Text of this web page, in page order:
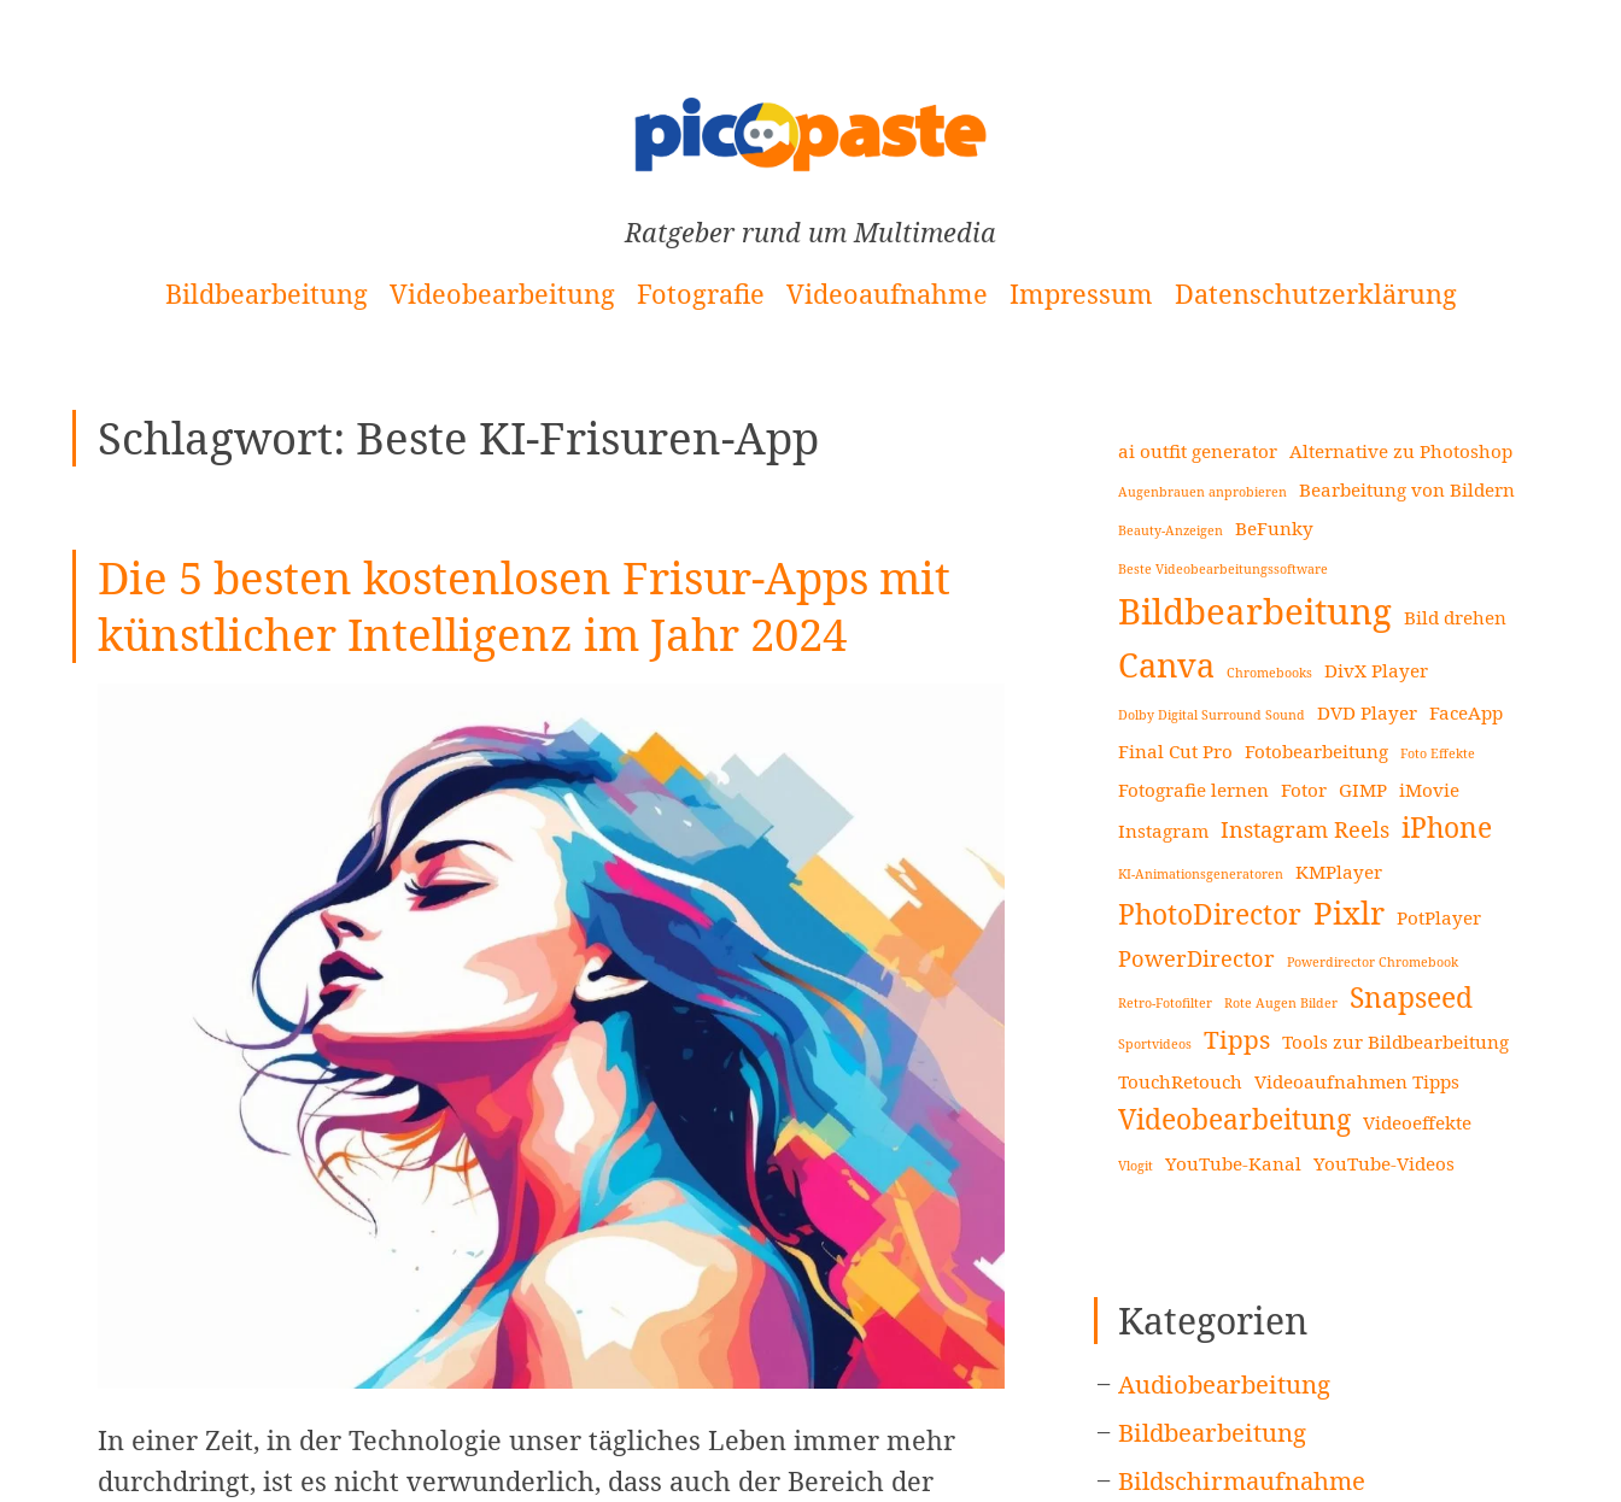
Ratgeber rund um Multimedia
Bildbearbeitung
Videobearbeitung Fotografie Videoaufnahme Impressum Datenschutzerklärung
Schlagwort: Beste KI-Frisuren-App
Die 5 besten kostenlosen Frisur-Apps mit
künstlicher Intelligenz im Jahr 2024
In einer Zeit, in der Technologie unser tägliches Leben immer mehr
durchdringt, ist es nicht verwunderlich, dass auch der Bereich der
Seitenleiste
ai outfit generator Alternative zu Photoshop
Augenbrauen anprobieren Bearbeitung von Bildern
Beauty-Anzeigen BeFunky
Beste Videobearbeitungssoftware
Bildbearbeitung Bild drehen
Canva Chromebooks DivX Player
Dolby Digital Surround Sound DVD Player FaceApp
Final Cut Pro Fotobearbeitung Foto Effekte
Fotografie lernen Fotor GIMP iMovie
Instagram Instagram Reels iPhone
KI-Animationsgeneratoren KMPlayer
PhotoDirector Pixlr PotPlayer
PowerDirector Powerdirector Chromebook
Retro-Fotofilter Rote Augen Bilder Snapseed
Sportvideos Tipps Tools zur Bildbearbeitung
TouchRetouch
Videoaufnahmen Tipps
Videobearbeitung Videoeffekte
Vlogit YouTube-Kanal YouTube-Videos
Kategorien
Audiobearbeitung
Bildbearbeitung
Bildschirmaufnahme